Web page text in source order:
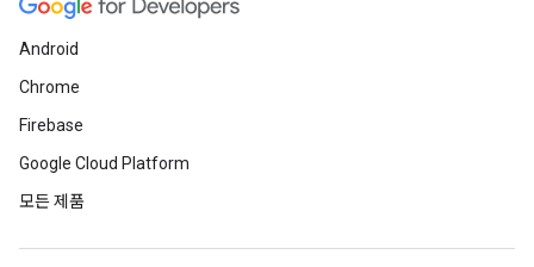
Android
Chrome
Firebase
Google Cloud Platform
모든 제품